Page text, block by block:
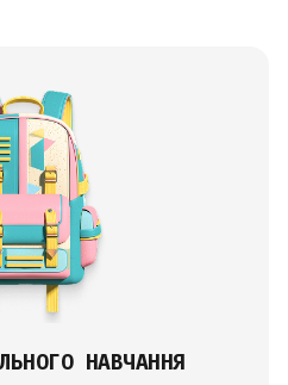
НАВЧАННЯ